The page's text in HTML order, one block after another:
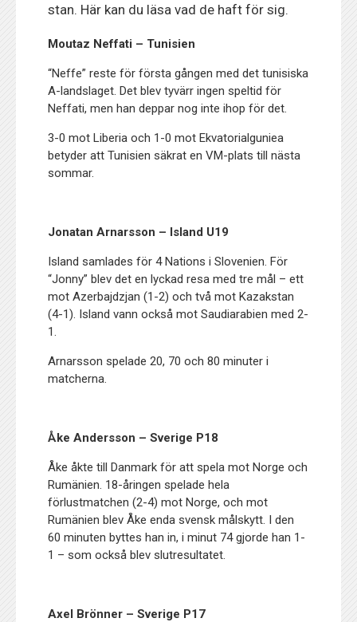
stan. Här kan du läsa vad de haft för sig.
Moutaz Neffati – Tunisien
“Neffe” reste för första gången med det tunisiska
A-landslaget. Det blev tyvärr ingen speltid för
Neffati, men han deppar nog inte ihop för det.
3-0 mot Liberia och 1-0 mot Ekvatorialguniea
betyder att Tunisien säkrat en VM-plats till nästa
sommar.
Jonatan Arnarsson – Island U19
Island samlades för 4 Nations i Slovenien. För
“Jonny” blev det en lyckad resa med tre mål – ett
mot Azerbajdzjan (1-2) och två mot Kazakstan
(4-1). Island vann också mot Saudiarabien med 2-
1.
Arnarsson spelade 20, 70 och 80 minuter i
matcherna.
Åke Andersson – Sverige P18
Åke åkte till Danmark för att spela mot Norge och
Rumänien. 18-åringen spelade hela
förlustmatchen (2-4) mot Norge, och mot
Rumänien blev Åke enda svensk målskytt. I den
60 minuten byttes han in, i minut 74 gjorde han 1-
1 – som också blev slutresultatet.
Axel Brönner – Sverige P17